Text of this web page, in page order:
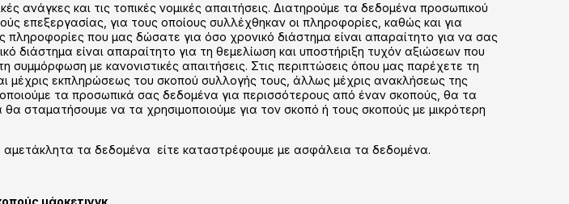
ανάγκες και τις τοπικές νομικές απαιτήσεις. Διατηρούμε τα δεδομένα προσωπικού
επεξεργασίας, για τους οποίους συλλέχθηκαν οι πληροφορίες, καθώς και για
που μας δώσατε για όσο χρονικό διάστημα είναι απαραίτητο για να σας
διάστημα είναι απαραίτητο για τη θεμελίωση και υποστήριξη τυχόν αξιώσεων που
συμμόρφωση με κανονιστικές απαιτήσεις. Στις περιπτώσεις όπου μας παρέχετε τη
εκπληρώσεως του σκοπού συλλογής τους, άλλως μέχρις ανακλήσεως της
τα προσωπικά σας δεδομένα για περισσότερους από έναν σκοπούς, θα τα
σταματήσουμε να τα χρησιμοποιούμε για τον σκοπό ή τους σκοπούς με μικρότερη
τα δεδομένα είτε καταστρέφουμε με ασφάλεια τα δεδομένα.
μάρκετινγκ